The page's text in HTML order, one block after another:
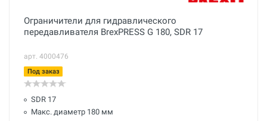
Ограничители для гидравлического
передавливателя BrexPRESS G 180, SDR 17
арт. 4000476
Под заказ
SDR 17
Макс. диаметр 180 мм